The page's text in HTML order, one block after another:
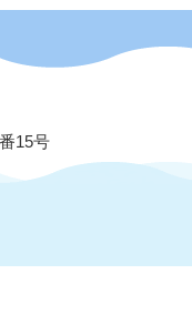
15号